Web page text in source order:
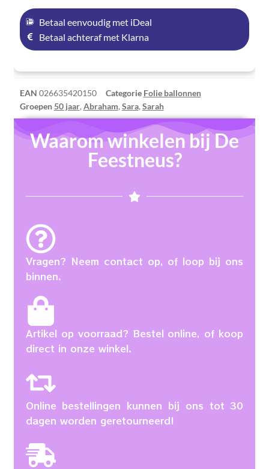
Betaal eenvoudig met iDeal
Betaal achteraf met Klarna
EAN 026635420150 Categorie Folie ballonnen
Groepen 50 jaar, Abraham, Sara, Sarah
Waarom winkelen bij De
Feestneus?
Vragen? Neem contact op, of loop bij ons
binnen.
Artikel op voorraad? Bestel online, of koop
direct in onze winkel.
Online bestellingen kunnen bij ons tot 30
dagen worden geretourneerd!